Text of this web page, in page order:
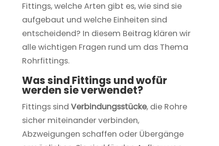
Fittings, welche Arten gibt es, wie sind sie
aufgebaut und welche Einheiten sind
entscheidend? In diesem Beitrag klären wir
alle wichtigen Fragen rund um das Thema
Rohrfittings.
Was sind Fittings und wofür
werden sie verwendet?
Fittings sind Verbindungsstücke, die Rohre
sicher miteinander verbinden,
Abzweigungen schaffen oder Übergänge